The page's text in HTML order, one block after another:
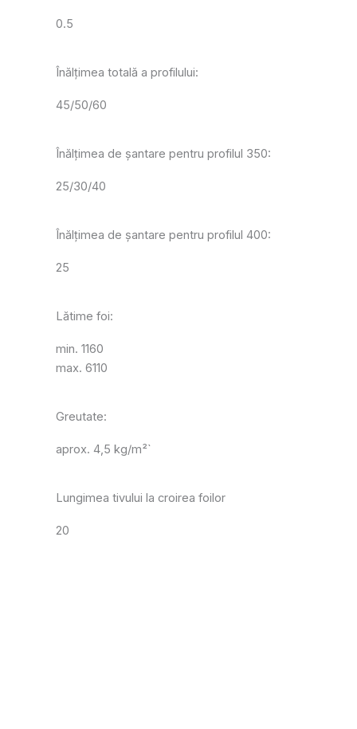
0.5
Înălțimea totală a profilului:
45/50/60
Înălțimea de șantare pentru profilul 350:
25/30/40
Înălțimea de șantare pentru profilul 400:
25
Lătime foi:
min. 1160
max. 6110
Greutate:
aprox. 4,5 kg/m²`
Lungimea tivului la croirea foilor
20